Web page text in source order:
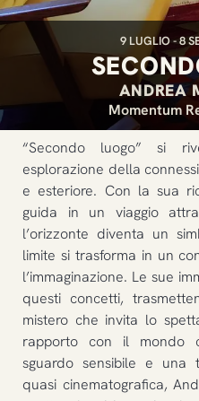
9 LUGLIO - 8
ANDREA
Momentum
“Secondo luogo” si
esplorazione della
e esteriore. Con la sua
guida in un viaggio
l’orizzonte diventa un
limite si trasforma in un
l’immaginazione. Le sue
questi concetti,
mistero che invita lo
rapporto con il mondo
sguardo sensibile e una
quasi cinematografica,